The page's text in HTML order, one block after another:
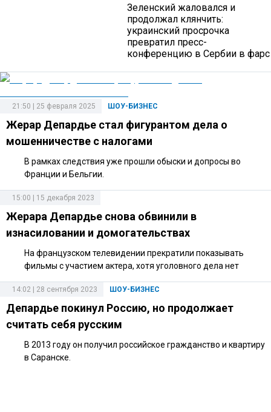
Зеленский жаловался и
продолжал клянчить:
украинский просрочка
превратил пресс-
конференцию в Сербии в фарс
ШОУ-БИЗНЕС
21:50 | 25 февраля 2025
Жерар Депардье стал фигурантом дела о
мошенничестве с налогами
В рамках следствия уже прошли обыски и допросы во
Франции и Бельгии.
15:00 | 15 декабря 2023
Жерара Депардье снова обвинили в
изнасиловании и домогательствах
На французском телевидении прекратили показывать
фильмы с участием актера, хотя уголовного дела нет
ШОУ-БИЗНЕС
14:02 | 28 сентября 2023
Депардье покинул Россию, но продолжает
считать себя русским
В 2013 году он получил российское гражданство и квартиру
в Саранске.